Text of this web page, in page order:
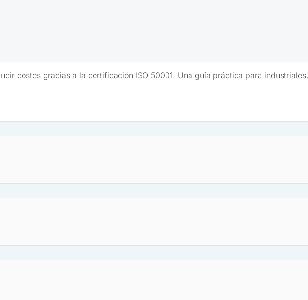
costes gracias a la certificación ISO 50001. Una guía práctica para industriales.